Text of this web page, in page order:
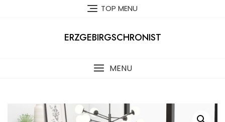
TOP MENU
ERZGEBIRGSCHRONIST
MENU